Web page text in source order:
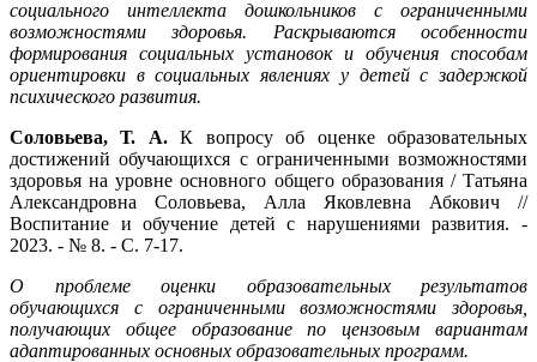
социального интеллекта дошкольников с ограниченными
возможностями здоровья. Раскрываются особенности
формирования социальных установок и обучения способам
ориентировки в социальных явлениях у детей с задержкой
психического развития.
Соловьева, Т. А.К вопросу об оценке образовательных
достижений обучающихся с ограниченными возможностями
здоровья на уровне основного общего образования / Татьяна
Александровна Соловьева, Алла Яковлевна Абкович //
Воспитание и обучение детей с нарушениями развития. -
2023. - № 8. - С. 7-17.
О проблеме оценки образовательных результатов
обучающихся с ограниченными возможностями здоровья,
получающих общее образование по цензовым вариантам
адаптированных основных образовательных программ.